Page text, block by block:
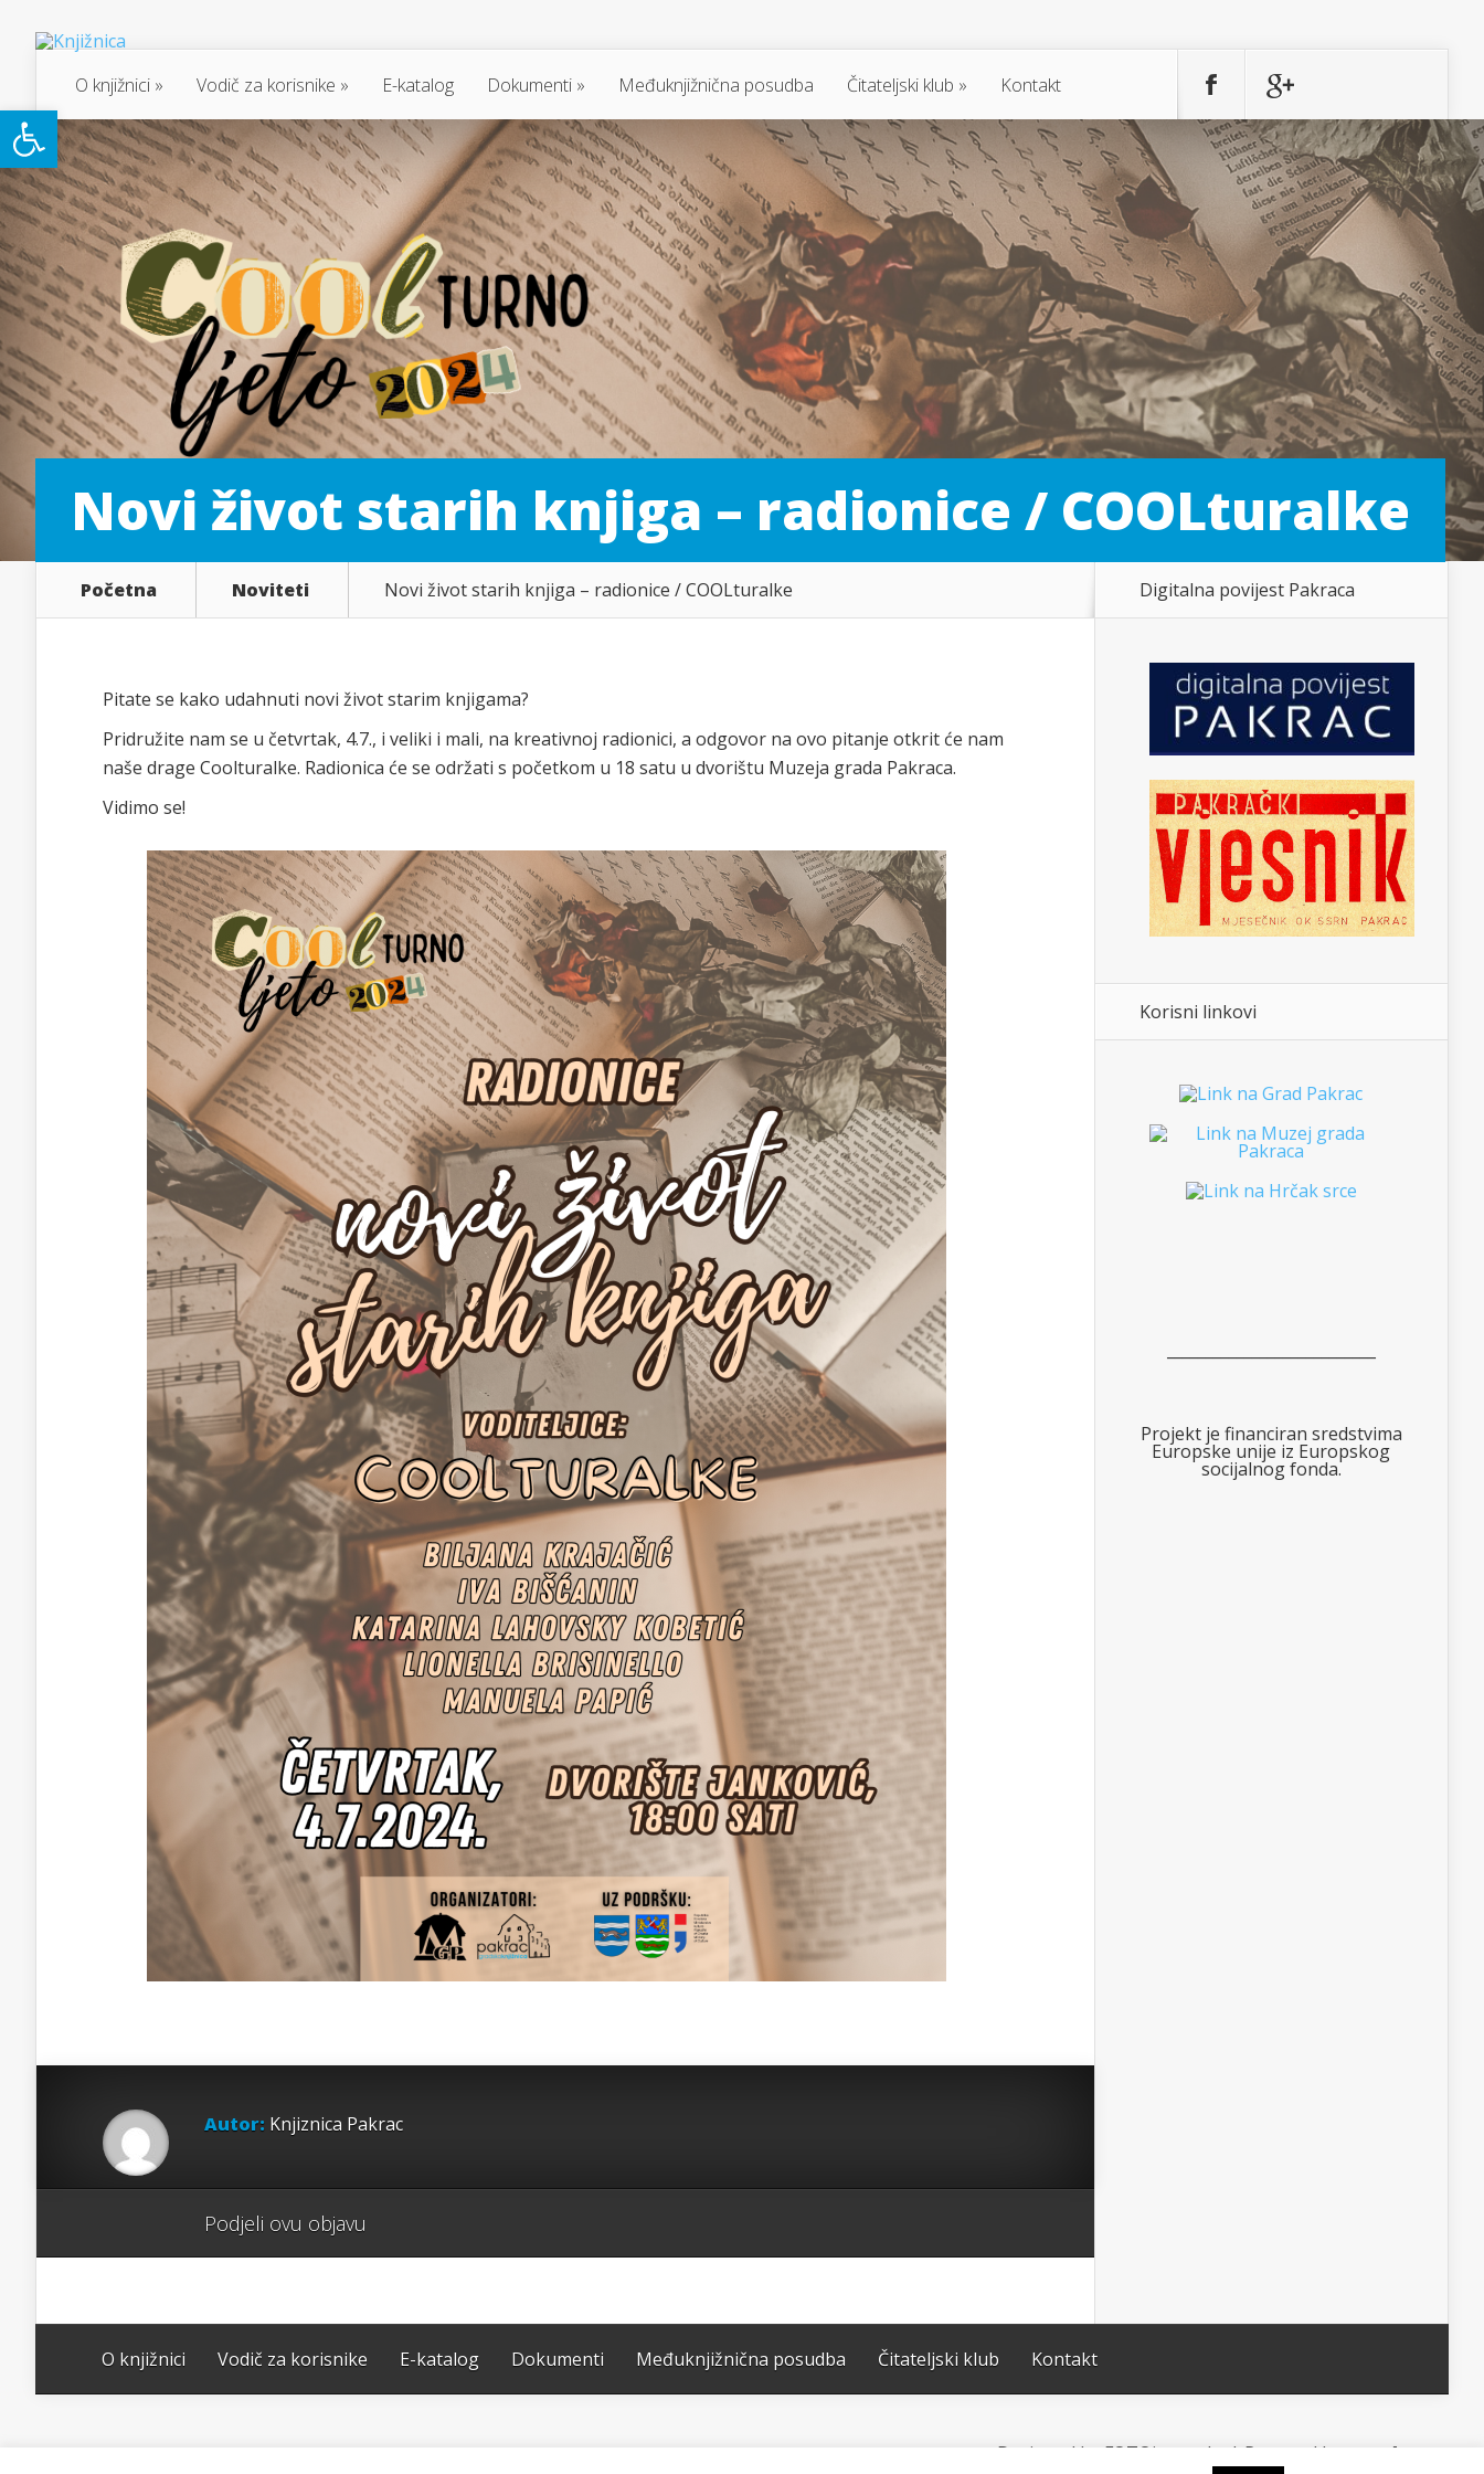
Open toolbar
O knjižnici Vodič za korisnike E-katalog Dokumenti Međuknjižnična posudba Čitateljski klub Kontakt
Novi život starih knjiga – radionice / COOLturalke
Početna Noviteti Novi život starih knjiga – radionice / COOLturalke
Pitate se kako udahnuti novi život starim knjigama?
Pridružite nam se u četvrtak, 4.7., i veliki i mali, na kreativnoj radionici, a odgovor na ovo pitanje otkrit će nam
naše drage Coolturalke. Radionica će se održati s početkom u 18 satu u dvorištu Muzeja grada Pakraca.
Vidimo se!
Autor: Knjiznica Pakrac
Podjeli ovu objavu
Digitalna povijest Pakraca
Korisni linkovi
Projekt je financiran sredstvima
Europske unije iz Europskog
socijalnog fonda.
O knjižnici Vodič za korisnike E-katalog Dokumenti Međuknjižnična posudba Čitateljski klub Kontakt
Designed by FOTOimago.hr | Powered by WordPress